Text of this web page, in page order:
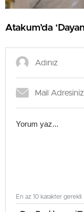
Atakum’da
En az 10 karakter gerekli